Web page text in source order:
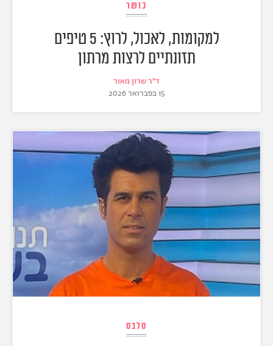
כושר
למקומות, לאכול, לרוץ: 5 טיפים
תזונתיים לרצות מרתון
ד"ר שרון מאור
15 בפברואר 2026
סלבס